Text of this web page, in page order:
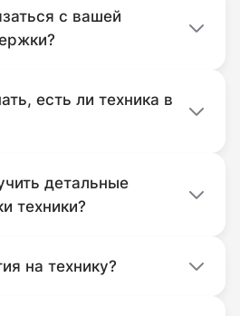
с вашей
есть ли техника в
детальные
техники?
на технику?